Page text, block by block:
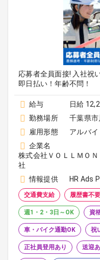
応募者全員面接! 入社祝
即日払い！年齢不問！
給与
日給
勤務場所
千葉県市
雇用形態
アルバイ
企業名
株式会社ＶＯＬＬＭＯ
社
情報提供
HR Ads
交通費支給 履歴書不要
週1・2・3日～OK 資
車・バイク通勤OK 祝
正社員登用あり 送迎